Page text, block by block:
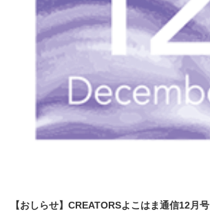
【おしらせ】CREATORSよこはま通信12月号